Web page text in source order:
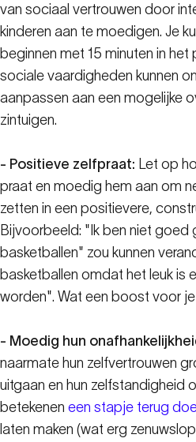
van sociaal vertrouwen door
kinderen aan te moedigen. Je
beginnen met 15 minuten in het
sociale vaardigheden kunnen
aanpassen aan een mogelijke
zintuigen.
- Positieve zelfpraat: Let op
praat en moedig hem aan om
zetten in een positievere,
Bijvoorbeeld: "Ik ben niet goed
basketballen" zou kunnen
basketballen omdat het leuk is
worden". Wat een boost voor
- Moedig hun
naarmate hun zelfvertrouwen
uitgaan en hun zelfstandigheid
betekenen een stapje terug
laten maken (wat erg